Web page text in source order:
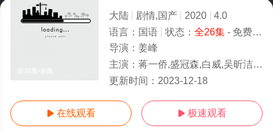
大陆 剧情,国产 2020
4.0
语言： 国语 状态： 全26集- 免费在线观看
导演： 姜峰
主演： 蒋一侨,盛冠森,白威,吴昕洁,钱哆多,周壬行,杨勋,美加佳,许言,王溢,马雨露,蒲萄,左右
更新时间： 2023-12-18
 在线观看  极速观看